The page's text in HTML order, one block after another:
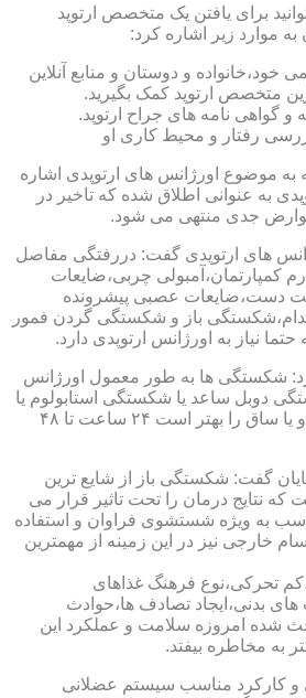
برای یافتن یک متخصص ارتوپد
موارد زیر اشاره کرد:
و دوستان و منابع آنلاین
متخصص ارتوپد کمک بگیرید.
و گواهی نامه های جراح ارتوپد.
رفتار و محیط کاری او
به موضوع اورژانس های ارتوپدی اشاره
به عنوانی اطلاق شده که تاخیر در
جدی منتهی می شود.
های ارتوپدی گفت: دررفتگی مفاصل
کمپارتمان،آمبولی چربی،ضایعات
دست،ضایعات عصبی پیشرونده
باز و شکستگی گردن فمور
نیاز به اورژانس ارتوپدی دارد.
شکستگی ها به طور معمول اورژانس
دوبل ساعد یا شکستگی استابولوم یا
شکستگی های بسته بازو و یا ساق را بهتر است ۲۴ ساعت تا ۴۸
گفت: شکستگی باز از شایع ترین
که نتایج درمان را تحت تاثیر قرار می
به ویژه شستشوی فراوان و استفاده
خارجی نیز در این زمینه از مهمترین
تحرکی،نوع فرهنگ غذاهای
بدنی،ایجاد تصادف ها،حوادث
شده امروزه سلامت و عملکرد این
به مخاطره بیفتد.
و کارکرد مناسب سیستم عضلانی